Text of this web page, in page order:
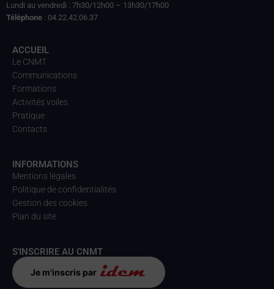
Lundi au vendredi : 7h30/12h00 – 13h30/17h00
Téléphone : 04.22.42.06.37
ACCUEIL
Le CNMT
Communications
Formations
Activités voiles
Pratique
Contacts
INFORMATIONS
Mentions légales
Politique de confidentialités
Gestion des cookies
Plan du site
S'INSCRIRE AU CNMT
Je m'inscris par